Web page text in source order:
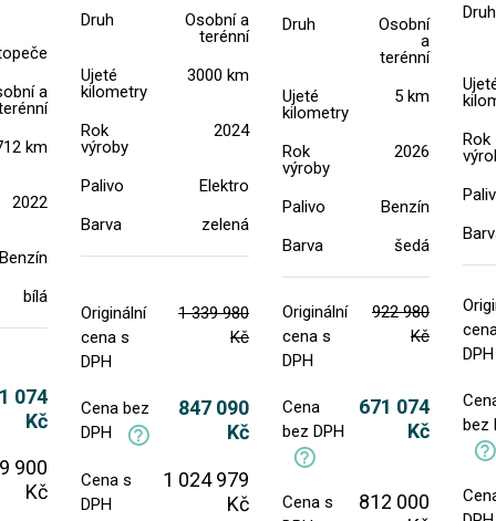
a
km
2022
Benzín
bílá
074
Kč
900
Kč
Druh
Osobní a
terénní
Ujeté
kilometry
3000 km
Rok
výroby
2024
Palivo
Elektro
Barva
zelená
Originální
cena s
DPH
1 339 980
Kč
Cena bez
DPH
847 090
Kč
Cena s
DPH
1 024 979
Kč
Druh
Osobní
a
terénní
Ujeté
kilometry
5 km
Rok
výroby
2026
Palivo
Benzín
Barva
šedá
Originální
cena s
DPH
922 980
Kč
Cena
bez DPH
671 074
Kč
Cena s
812 000
Druh
Rok
DPH
bez